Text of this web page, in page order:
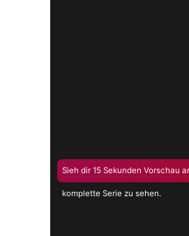
Sieh dir 15 Sekunden Vorschau
komplette Serie zu sehen.